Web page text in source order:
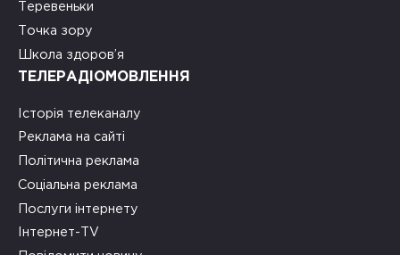
Теревеньки
Точка зору
Школа здоров’я
ТЕЛЕРАДІОМОВЛЕННЯ
Історія телеканалу
Реклама на сайті
Політична реклама
Соціальна реклама
Послуги інтернету
Інтернет-TV